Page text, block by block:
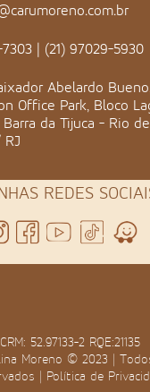
7303 | (21) 97029-5930
Abelardo
Office Park, Bloco
Barra da Tijuca - Rio de
REDES
CRM: 52.97133-2 RQE:21135
Moreno © 2023 |
| Política de